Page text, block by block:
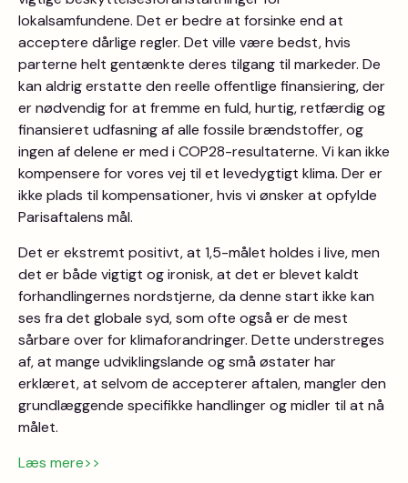
lokalsamfundene. Det er bedre at forsinke end at
acceptere dårlige regler. Det ville være bedst, hvis
parterne helt gentænkte deres tilgang til markeder. De
kan aldrig erstatte den reelle offentlige finansiering, der
er nødvendig for at fremme en fuld, hurtig, retfærdig og
finansieret udfasning af alle fossile brændstoffer, og
ingen af delene er med i COP28-resultaterne. Vi kan ikke
kompensere for vores vej til et levedygtigt klima. Der er
ikke plads til kompensationer, hvis vi ønsker at opfylde
Parisaftalens mål.
Det er ekstremt positivt, at 1,5-målet holdes i live, men
det er både vigtigt og ironisk, at det er blevet kaldt
forhandlingernes nordstjerne, da denne start ikke kan
ses fra det globale syd, som ofte også er de mest
sårbare over for klimaforandringer. Dette understreges
af, at mange udviklingslande og små østater har
erklæret, at selvom de accepterer aftalen, mangler den
grundlæggende specifikke handlinger og midler til at nå
målet.
Læs mere>>